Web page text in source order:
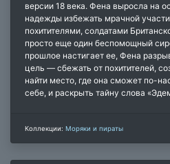
версии 18 века. Фена выросла на
надежды избежать мрачной
похитителями, солдатами
просто еще один беспомощный
прошлое настигает ее, Фена
цель — сбежать от похитителей,
найти место, где она сможет по-
себе, и раскрыть тайну слова
Коллекции: Моряки и пираты